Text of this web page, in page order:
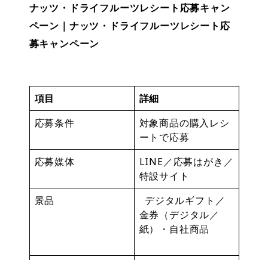
ナッツ・ドライフルーツレシート応募キャン
ペーン｜ナッツ・ドライフルーツレシート応
募キャンペーン
項目
詳細
応募条件
対象商品の購入レシ
ートで応募
応募媒体
LINE／応募はがき／
特設サイト
景品
デジタルギフト／
金券（デジタル／
紙）・自社商品